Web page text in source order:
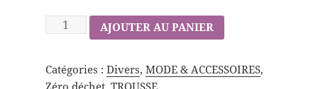
AJOUTER AU PANIER
Catégories : Divers, MODE & ACCESSOIRES,
Zéro déchet, TROUSSE